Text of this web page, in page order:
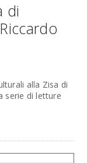
di
alla Zisa di
serie di letture